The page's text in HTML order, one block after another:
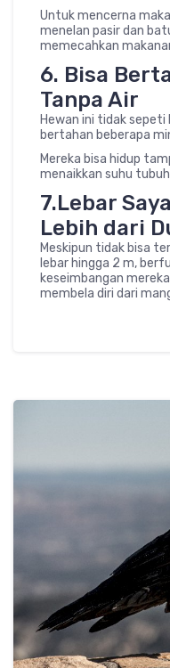
Untuk mencerna
menelan pasir dan
memecahkan
6. Bisa
Tanpa Air
Hewan ini tidak sepeti
bertahan beberapa
Mereka bisa hidup
menaikkan suhu
7.Lebar
Lebih dari
Meskipun tidak bisa
lebar hingga 2 m,
keseimbangan
membela diri dari